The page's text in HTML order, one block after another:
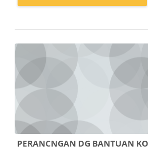
PERANCNGAN DG BANTUAN